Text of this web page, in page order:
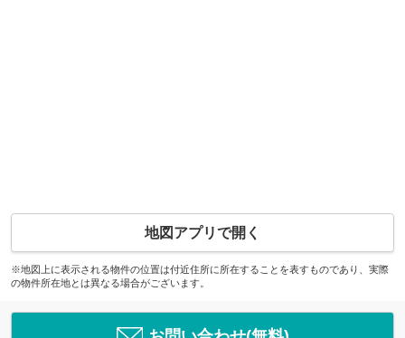
地図アプリで開く
※地図上に表示される物件の位置は付近住所に所在することを表すものであり、実際
の物件所在地とは異なる場合がございます。